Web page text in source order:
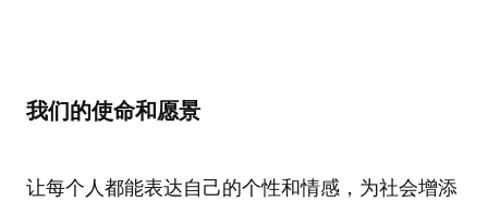
我们的使命和愿景
让每个人都能表达自己的个性和情感，为社会增添